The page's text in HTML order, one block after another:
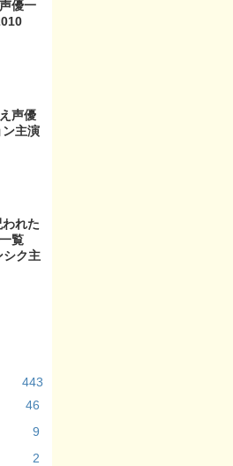
優一
声優
主演
われた
覧
シク主
443
46
9
2